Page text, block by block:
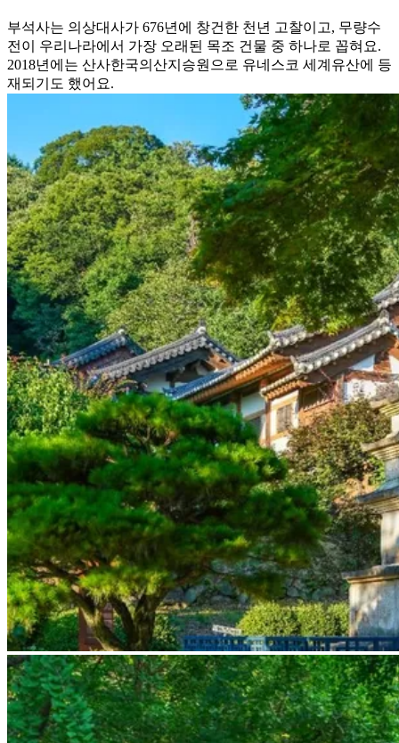
부석사는 의상대사가 676년에 창건한 천년 고찰이고, 무량수
전이 우리나라에서 가장 오래된 목조 건물 중 하나로 꼽혀요.
2018년에는 산사한국의산지승원으로 유네스코 세계유산에 등
재되기도 했어요.